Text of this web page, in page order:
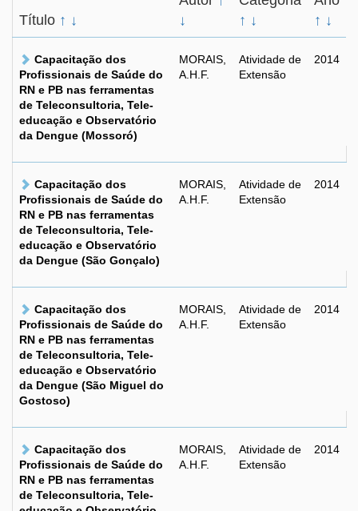
Título ↑ ↓
↓
↑ ↓
↑ ↓
Capacitação dos
Profissionais de Saúde do
RN e PB nas ferramentas
de Teleconsultoria, Tele-
educação e Observatório
da Dengue (Mossoró)
MORAIS,
A.H.F.
Atividade de
Extensão
2014
Capacitação dos
Profissionais de Saúde do
RN e PB nas ferramentas
de Teleconsultoria, Tele-
educação e Observatório
da Dengue (São Gonçalo)
MORAIS,
A.H.F.
Atividade de
Extensão
2014
Capacitação dos
Profissionais de Saúde do
RN e PB nas ferramentas
de Teleconsultoria, Tele-
educação e Observatório
da Dengue (São Miguel do
Gostoso)
MORAIS,
A.H.F.
Atividade de
Extensão
2014
Capacitação dos
Profissionais de Saúde do
RN e PB nas ferramentas
de Teleconsultoria, Tele-
MORAIS,
A.H.F.
Atividade de
Extensão
2014